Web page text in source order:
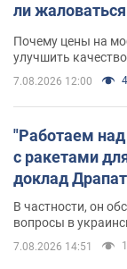
ли
Почему цены на
улучшить
7.08.2026 12:00
"Работаем
с ракетами
доклад
В частности, он
вопросы в
7.08.2026 14:51